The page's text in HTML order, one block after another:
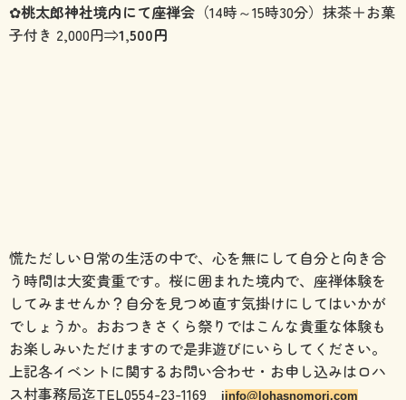
✿桃太郎神社境内にて座禅会 （14時～15時30分）抹茶＋お菓
子付き 2,000円⇒1,500円
慌ただしい日常の生活の中で、心を無にして自分と向き合
う時間は大変貴重です。桜に囲まれた境内で、座禅体験を
してみませんか？自分を見つめ直す気掛けにしてはいかが
でしょうか。おおつきさくら祭りではこんな貴重な体験も
お楽しみいただけますので是非遊びにいらしてください。
上記各イベントに関するお問い合わせ・お申し込みはロハ
ス村事務局迄TEL0554-23-1169
iinfo@lohasnomori.com